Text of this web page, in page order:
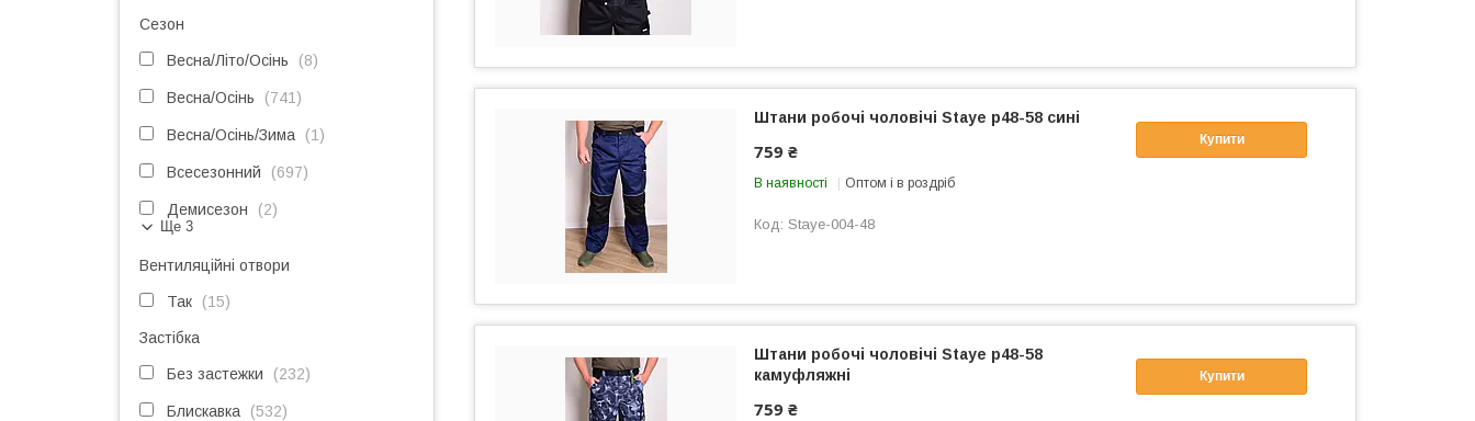
Купити
Штани робочі чоловічі Staye р48-58 сині
759 ₴
В наявності Оптом і в роздріб
Staye-004-48
Купити
Штани робочі чоловічі Staye р48-58
камуфляжні
759 ₴
Сезон
Весна/Літо/Осінь 8
Весна/Осінь 741
Весна/Осінь/Зима 1
Всесезонний 697
Демисезон 2
Ще 3
Вентиляційні отвори
Так 15
Застібка
Без застежки 232
Блискавка 532